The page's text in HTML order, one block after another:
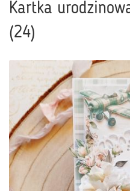
Kartka
(24)